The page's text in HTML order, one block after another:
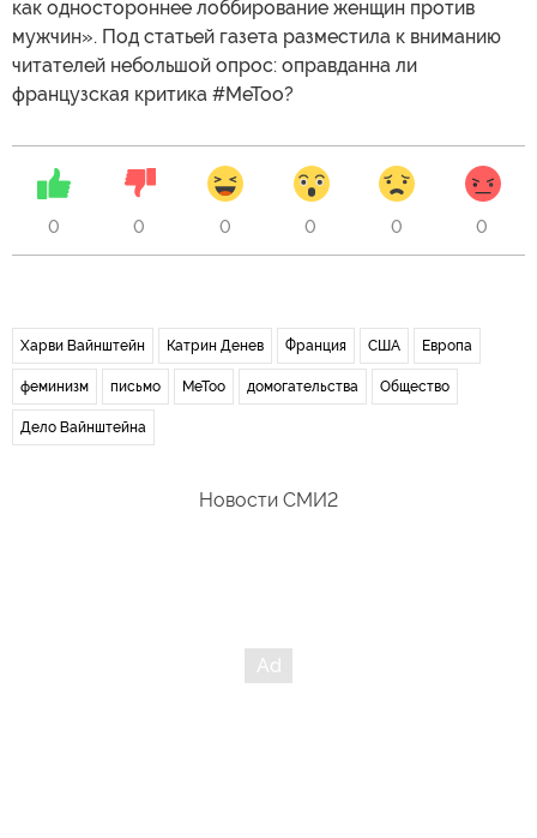
как одностороннее лоббирование женщин против
мужчин». Под статьей газета разместила к вниманию
читателей небольшой опрос: оправданна ли
французская критика #MeToo?
0 0 0 0 0 0
Харви Вайнштейн Катрин Денев Франция США Европа
феминизм письмо MeToo домогательства Общество
Дело Вайнштейна
Новости СМИ2